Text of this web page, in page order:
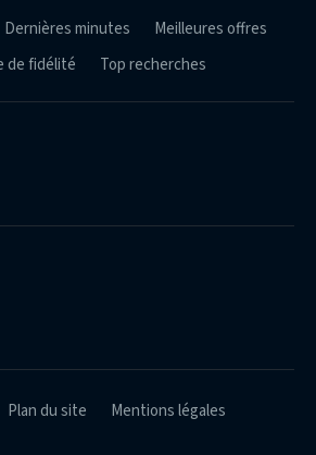
Dernières minutes
Meilleures offres
de fidélité Top recherches
Plan du site
Mentions légales